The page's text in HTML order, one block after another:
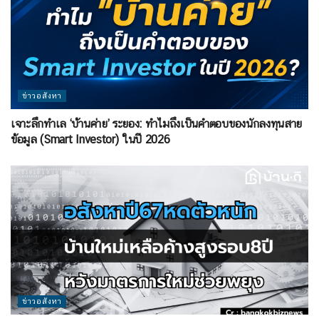
ข่าวอสังหา
เจาะลึกทำเล ‘บ้านค่าย’ ระยอง: ทำไมถึงเป็นคำตอบของนักลงทุนสาย
ข้อมูล (Smart Investor) ในปี 2026
ข่าวอสังหา